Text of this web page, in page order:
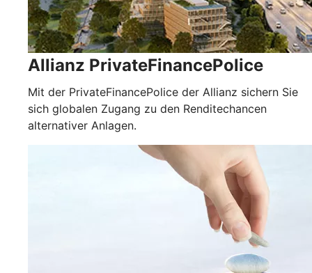
Allianz PrivateFinancePolice
Mit der PrivateFinancePolice der Allianz sichern Sie
sich globalen Zugang zu den Renditechancen
alternativer Anlagen.